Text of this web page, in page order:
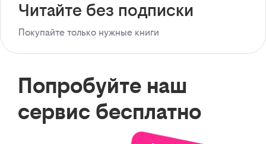
Читайте без подписки
Покупайте только нужные книги
Попробуйте наш
сервис бесплатно